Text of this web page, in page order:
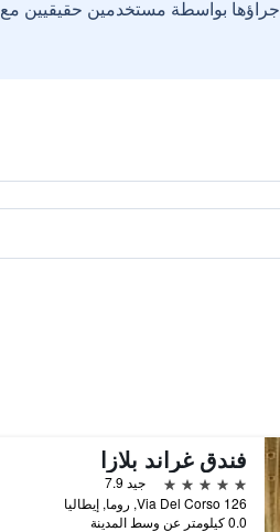
بواسطة مستخدمين حقيقيين مع
فندق غراند بلازا
5 نجوم
جيد 7.9
Via Del Corso 126, روما, إيطاليا
0.0 كيلومتر عن وسط المدينة